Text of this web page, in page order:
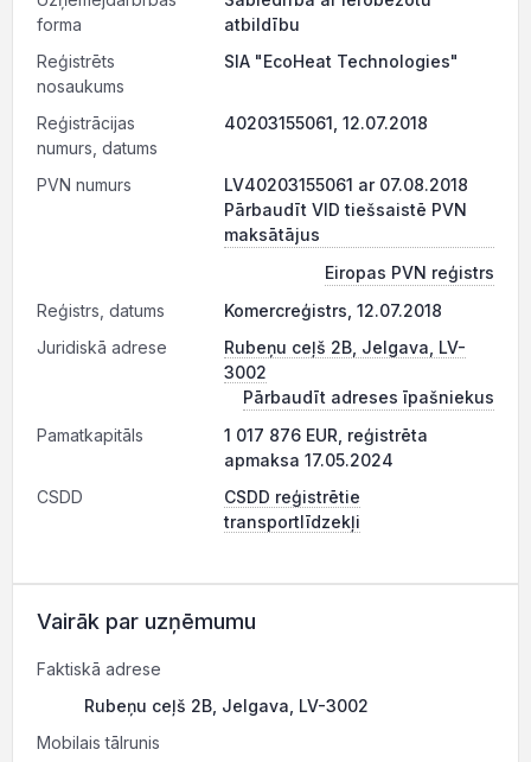
forma
atbildību
Reģistrēts
nosaukums
SIA "EcoHeat Technologies"
Reģistrācijas
numurs, datums
40203155061, 12.07.2018
PVN numurs
LV40203155061 ar 07.08.2018
Pārbaudīt VID tiešsaistē PVN
maksātājus
Eiropas PVN reģistrs
Reģistrs, datums
Komercreģistrs, 12.07.2018
Juridiskā adrese
Rubeņu ceļš 2B, Jelgava, LV-
3002
Pārbaudīt adreses īpašniekus
Pamatkapitāls
1 017 876 EUR, reģistrēta
apmaksa 17.05.2024
CSDD
CSDD reģistrētie
transportlīdzekļi
Vairāk par uzņēmumu
Faktiskā adrese
Rubeņu ceļš 2B, Jelgava, LV-3002
Mobilais tālrunis